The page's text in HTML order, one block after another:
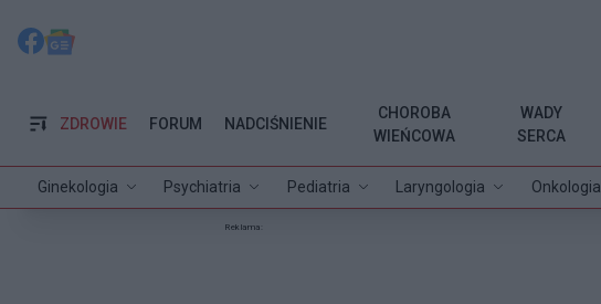
ZDROWIE
Ginekologia Psychiatria Pediatria Laryngologia Onkologia
FORUM NADCIŚNIENIE
CHOROBA
WIEŃCOWA
WADY
SERCA
Reklama: